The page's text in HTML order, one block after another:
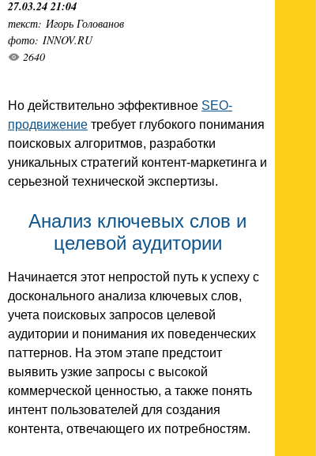
27.03.24 21:04
текст: Игорь Голованов
фото: INNOV.RU
2640
Но действительно эффективное SEO-
продвижение требует глубокого понимания
поисковых алгоритмов, разработки
уникальных стратегий контент-маркетинга и
серьезной технической экспертизы.
Анализ ключевых слов и
целевой аудитории
Начинается этот непростой путь к успеху с
досконального анализа ключевых слов,
учета поисковых запросов целевой
аудитории и понимания их поведенческих
паттернов. На этом этапе предстоит
выявить узкие запросы с высокой
коммерческой ценностью, а также понять
интент пользователей для создания
контента, отвечающего их потребностям.